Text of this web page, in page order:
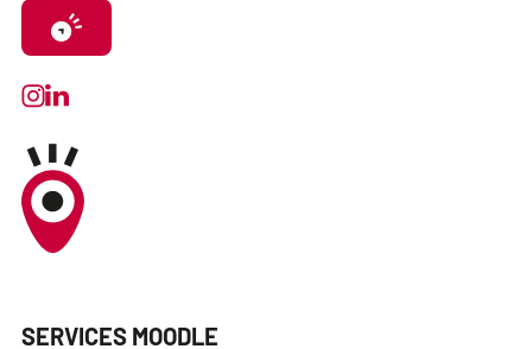
SERVICES MOODLE